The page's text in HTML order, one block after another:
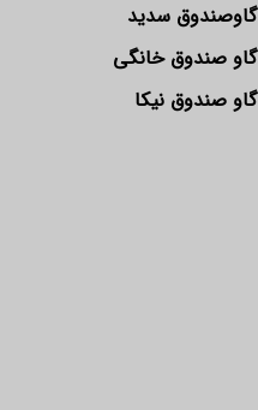
گاوصندوق سدید
گاو صندوق خانگی
گاو صندوق نیکا